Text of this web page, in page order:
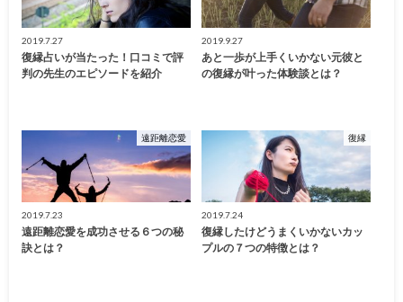
2019.7.27
復縁占いが当たった！口コミで評
判の先生のエピソードを紹介
2019.9.27
あと一歩が上手くいかない元彼と
の復縁が叶った体験談とは？
遠距離恋愛
2019.7.23
遠距離恋愛を成功させる６つの秘
訣とは？
復縁
2019.7.24
復縁したけどうまくいかないカッ
プルの７つの特徴とは？